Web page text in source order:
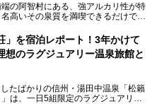
の阿智村にある、強アルカリ性が特
高いその泉質を満喫できるだけでな
の観光スポットや、信州名物のおや
ットなど、観光を楽しむにはぴった
ます。
での滞在を充実させる宿泊施設や日
の観光・グルメスポットに加え、ア
ます。
」を宿泊レポート！3年かけて
想のラグジュアリー温泉旅館と
たばかりの信州・湯田中温泉「松籟
は、一日5組限定のラグジュアリー